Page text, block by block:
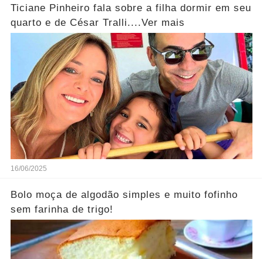
Ticiane Pinheiro fala sobre a filha dormir em seu
quarto e de César Tralli....Ver mais
16/06/2025
Bolo moça de algodão simples e muito fofinho
sem farinha de trigo!